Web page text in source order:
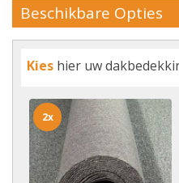
Beschikbare Opties
Kies hier uw
2x